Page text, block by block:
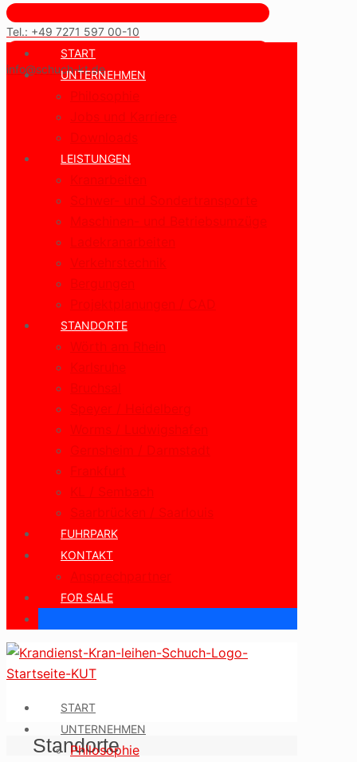
Tel.: +49 7271 597 00-10
info@schuch-kt.de
START
UNTERNEHMEN
Philosophie
Jobs und Karriere
Downloads
LEISTUNGEN
Kranarbeiten
Schwer- und Sondertransporte
Maschinen- und Betriebsumzüge
Ladekranarbeiten
Verkehrstechnik
Bergungen
Projektplanungen / CAD
STANDORTE
Wörth am Rhein
Karlsruhe
Bruchsal
Speyer / Heidelberg
Worms / Ludwigshafen
Gernsheim / Darmstadt
Frankfurt
KL / Sembach
Saarbrücken / Saarlouis
FUHRPARK
KONTAKT
Ansprechpartner
FOR SALE
START
UNTERNEHMEN
Philosophie
Standorte